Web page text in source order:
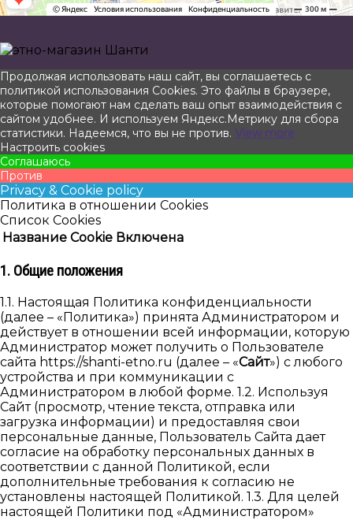
Прокрутить
вверх
Продолжая использовать наш сайт, вы соглашаетесь с
политикой использования Cookies. Это файлы в браузере,
которые помогают нам сделать ваш опыт взаимодействия с
сайтом удобнее. И используем Яндекс.Метрику для сбора
статистики. Надеемся, что вы не против. View more
Настроить cookies
Соглашаюсь
Против
Privacy & Cookie policy
Политика в отношении Cookies
Список Cookies
Название Cookie Включена
1. Общие положения
1.1. Настоящая Политика конфиденциальности
(далее – «Политика») принята Администратором и
действует в отношении всей информации, которую
Администратор может получить о Пользователе
сайта https://shanti-etno.ru (далее – «Сайт») с любого
устройства и при коммуникации с
Администратором в любой форме. 1.2. Используя
Cайт (просмотр, чтение текста, отправка или
загрузка информации) и предоставляя свои
персональные данные, Пользователь Сайта дает
согласие на обработку персональных данных в
соответствии с данной Политикой, если
дополнительные требования к согласию не
установлены настоящей Политикой. 1.3. Для целей
настоящей Политики под «Администратором»